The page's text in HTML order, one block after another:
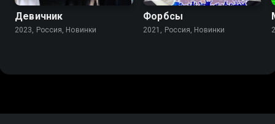
Девичник
2023, Россия, Новинки
Форбсы
2021, Россия, Новинки